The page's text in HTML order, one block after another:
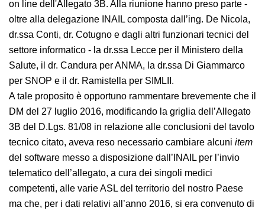
compilazione on line dell'Allegato 3B. Alla riunione
hanno preso parte - oltre alla delegazione INAIL
composta dall’ing. De Nicola, dr.ssa Conti, dr. Cotugno
e dagli altri funzionari tecnici del settore informatico -
la dr.ssa Lecce per il Ministero della Salute, il dr.
Candura per ANMA, la dr.ssa Di Giammarco per SNOP
e il dr. Ramistella per SIMLII.
A tale proposito è opportuno rammentare brevemente
che il DM del 27 luglio 2016, modificando la griglia
dell’Allegato 3B del D.Lgs. 81/08 in relazione alle
conclusioni del tavolo tecnico citato, aveva reso
necessario cambiare alcuniitem del software messo a
disposizione dall’INAIL per l’invio telematico
dell’allegato, a cura dei singoli medici competenti, alle